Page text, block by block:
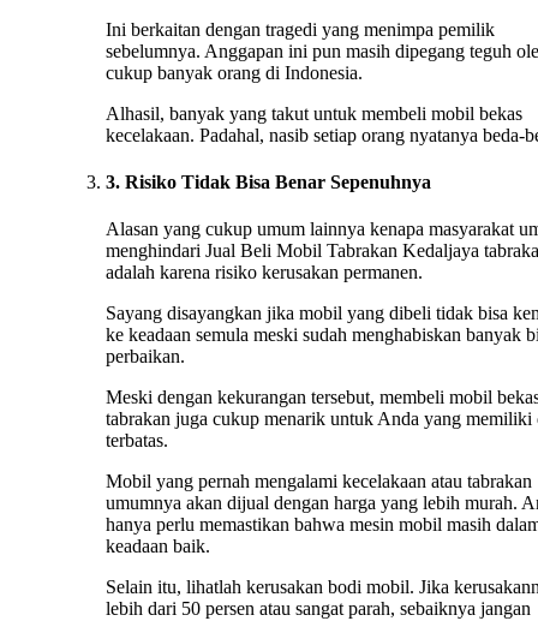
Ini berkaitan dengan tragedi yang menimpa pemilik
sebelumnya. Anggapan ini pun masih dipegang teguh
cukup banyak orang di Indonesia.
Alhasil, banyak yang takut untuk membeli mobil bekas
kecelakaan. Padahal, nasib setiap orang nyatanya beda-
3. Risiko Tidak Bisa Benar Sepenuhnya
Alasan yang cukup umum lainnya kenapa masyarakat
menghindari Jual Beli Mobil Tabrakan Kedaljaya
adalah karena risiko kerusakan permanen.
Sayang disayangkan jika mobil yang dibeli tidak bisa
ke keadaan semula meski sudah menghabiskan banyak
perbaikan.
Meski dengan kekurangan tersebut, membeli mobil
tabrakan juga cukup menarik untuk Anda yang memiliki
terbatas.
Mobil yang pernah mengalami kecelakaan atau tabrakan
umumnya akan dijual dengan harga yang lebih murah.
hanya perlu memastikan bahwa mesin mobil masih
keadaan baik.
Selain itu, lihatlah kerusakan bodi mobil. Jika
lebih dari 50 persen atau sangat parah, sebaiknya jangan